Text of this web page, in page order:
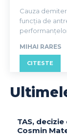
Cauza
funcția de
MIHAI RARES
CITESTE
TAS,
Cosmin